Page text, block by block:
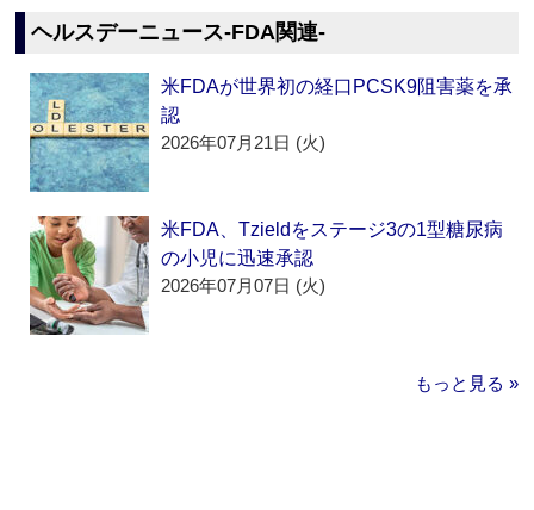
ヘルスデーニュース‐FDA関連‐
米FDAが世界初の経口PCSK9阻害薬を承
認
2026年07月21日 (火)
米FDA、Tzieldをステージ3の1型糖尿病
の小児に迅速承認
2026年07月07日 (火)
もっと見る »